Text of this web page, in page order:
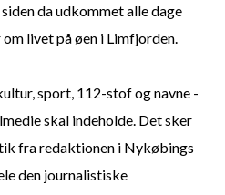
da udkommet alle dage
livet på øen i Limfjorden.
sport, 112-stof og navne -
skal indeholde. Det sker
fra redaktionen i Nykøbings
den journalistiske